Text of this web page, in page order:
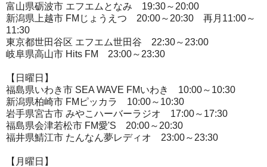
富山県砺波市 エフエムとなみ 19:30～20:00
新潟県上越市 FMじょうえつ 20:00～20:30 再月11:00～
11:30
東京都世田谷区 エフエム世田谷 22:30～23:00
岐阜県高山市 Hits FM 23:00～23:30
【日曜日】
福島県いわき市 SEA WAVE FMいわき 10:00～10:30
新潟県柏崎市 FMピッカラ 10:00～10:30
岩手県宮古市 みやこハーバーラジオ 17:00～17:30
福島県会津若松市 FM愛'S 20:00～20:30
福井県鯖江市 たんなん夢レディオ 23:00～23:30
【月曜日】